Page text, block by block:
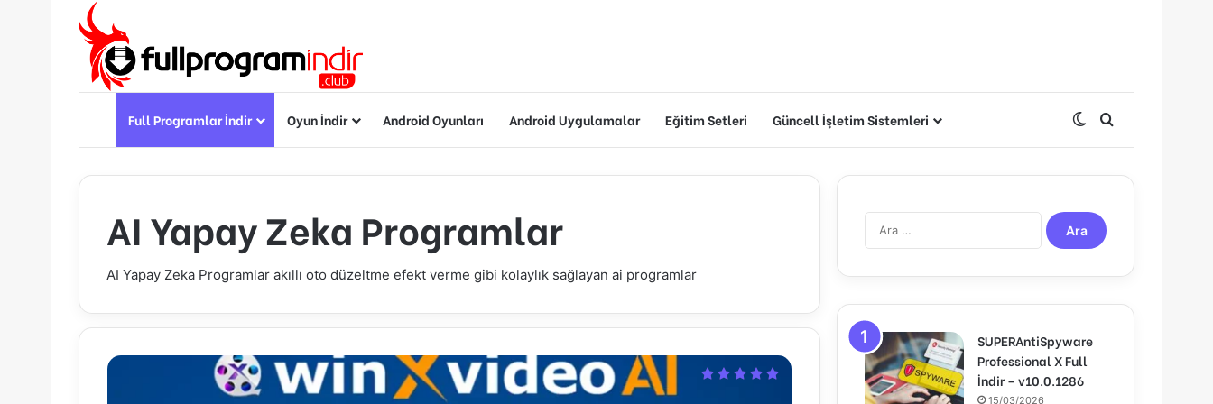
Anasayfa
Full Programlar İndir Oyun İndir Android Oyunları Android Uygulamalar Eğitim Setleri Güncell İşletim Sistemleri Dış görünümü
AI Yapay Zeka Programlar
AI Yapay Zeka Programlar akıllı oto düzeltme efekt verme gibi kolaylık sağlayan ai programlar
A
m
SUPERAntiSpyware
Professional X Full
İndir – v10.0.1286
15/03/2026